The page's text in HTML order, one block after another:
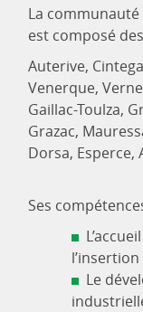
La
est composé des
Auterive,
Venerque,
Gaillac-Toulza,
Grazac,
Dorsa, Esperce,
Ses
l’insertion
Le